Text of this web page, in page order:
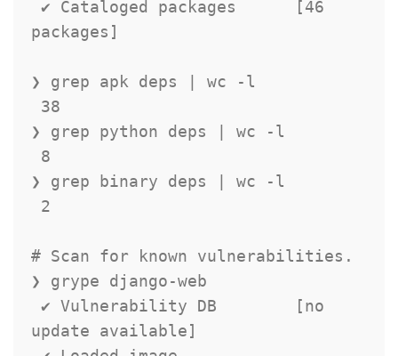
packages]
❯ grep apk deps | wc -l
❯ grep python deps | wc -l
❯ grep binary deps | wc -l
# Scan for known vulnerabilities.
❯ grype django-web
update available]